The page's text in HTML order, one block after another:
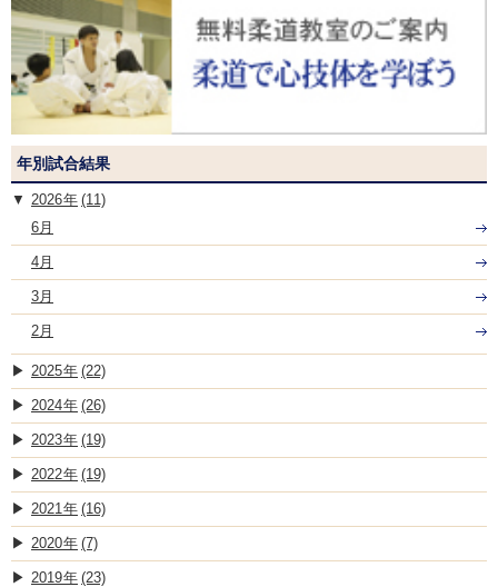
年別試合結果
2026
(11)
6月
4月
3月
2月
2025 (22)
2024 (26)
2023 (19)
2022 (19)
2021 (16)
2020 (7)
2019 (23)